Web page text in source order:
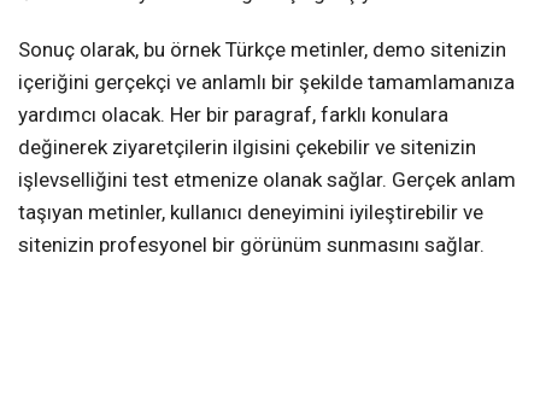
Sonuç olarak, bu örnek Türkçe metinler, demo sitenizin
içeriğini gerçekçi ve anlamlı bir şekilde tamamlamanıza
yardımcı olacak. Her bir paragraf, farklı konulara
değinerek ziyaretçilerin ilgisini çekebilir ve sitenizin
işlevselliğini test etmenize olanak sağlar. Gerçek anlam
taşıyan metinler, kullanıcı deneyimini iyileştirebilir ve
sitenizin profesyonel bir görünüm sunmasını sağlar.